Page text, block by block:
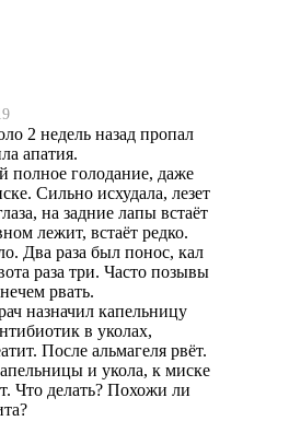
2 недель назад пропал
апатия.
полное голодание, даже
Сильно исхудала, лезет
на задние лапы встаёт
лежит, встаёт редко.
Два раза был понос, кал
раза три. Часто позывы
рвать.
назначил капельницу
в уколах,
После альмагеля рвёт.
и укола, к миске
Что делать? Похожи ли